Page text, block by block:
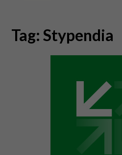
Tag: Stypendia